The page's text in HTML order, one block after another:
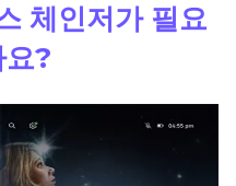
가지 추천
체인저가 필요
?